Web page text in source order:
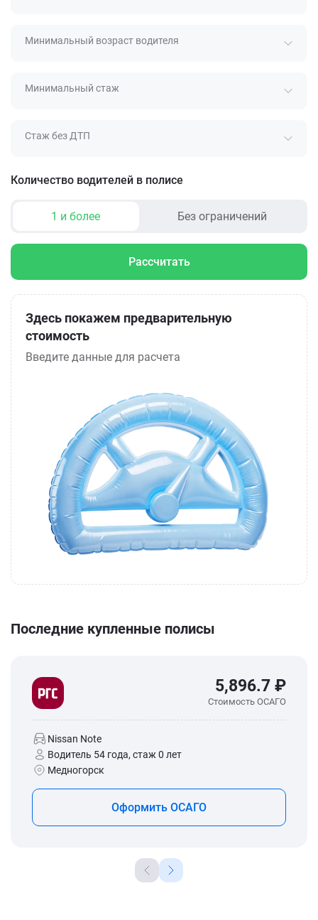
Минимальный возраст водителя
Минимальный стаж
Стаж без ДТП
Количество водителей в полисе
1 и более Без ограничений
Рассчитать
Здесь покажем предварительную
стоимость
Введите данные для расчета
Последние купленные полисы
5,896.7 ₽
Стоимость ОСАГО
Nissan Note
Водитель 54 года, стаж 0 лет
Медногорск
Оформить ОСАГО